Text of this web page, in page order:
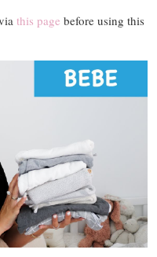
this page before using this